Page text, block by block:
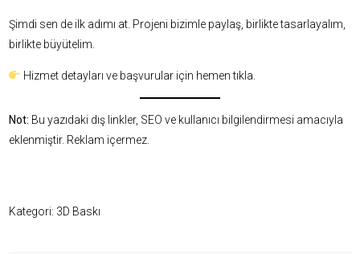
Şimdi sen de ilk adımı at. Projeni bizimle paylaş, birlikte tasarlayalım,
birlikte büyütelim.
Hizmet detayları ve başvurular için hemen tıkla
Not: Bu yazıdaki dış linkler, SEO ve kullanıcı bilgilendirmesi amacıyla
eklenmiştir. Reklam içermez.
Kategori: 3D Baskı